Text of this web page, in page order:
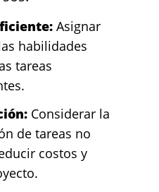
Asignar
habilidades
tareas
Considerar la
de tareas no
costos y